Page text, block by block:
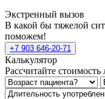
Экстренный вызов
В какой бы тяжелой
поможем!
+7 903 646-20-71
Калькулятор
Рассчитайте стоимость